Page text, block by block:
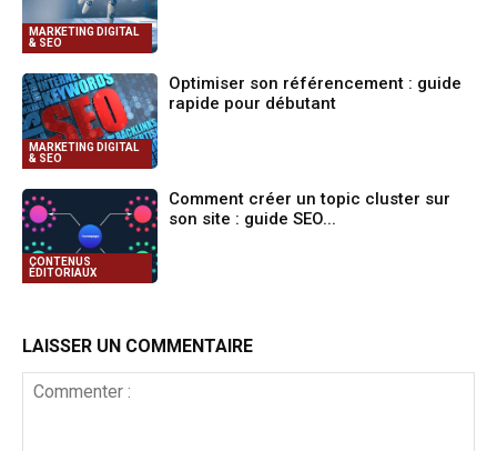
MARKETING DIGITAL
& SEO
MARKETING DIGITAL
& SEO
Optimiser son référencement : guide
rapide pour débutant
CONTENUS
ÉDITORIAUX
Comment créer un topic cluster sur
son site : guide SEO...
LAISSER UN COMMENTAIRE